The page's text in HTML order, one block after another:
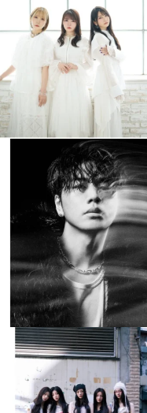
8月 4
4 0
musicjapantv
💡8月特番放送決定！
...
8月 4
84 0
musicjapantv
💡8月特番放送決定！
8月 4
1 0